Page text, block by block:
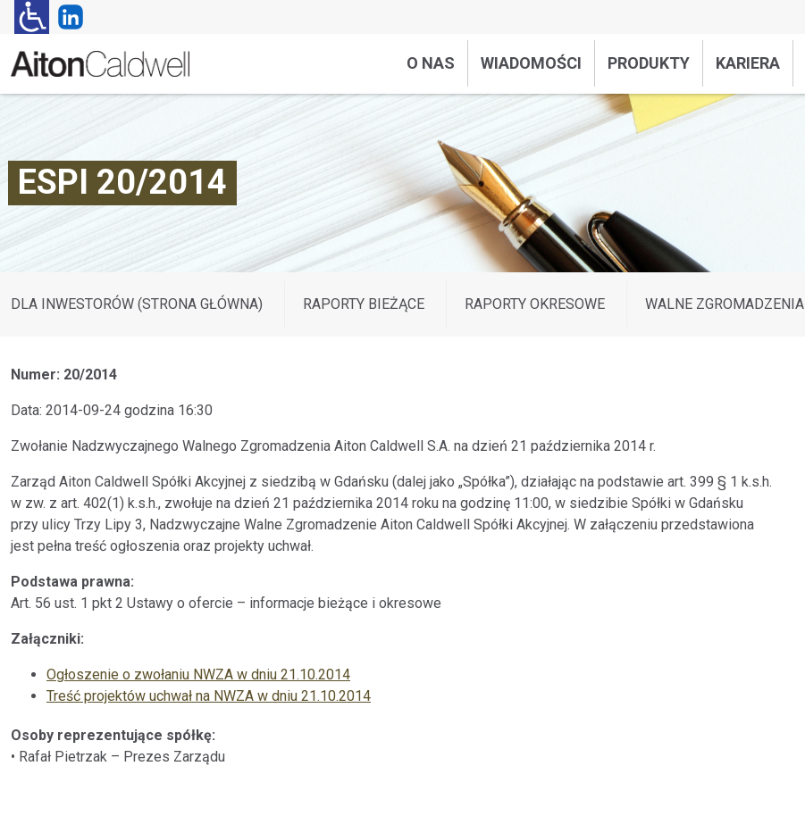
O NAS WIADOMOŚCI PRODUKTY KARIERA
ESPI 20/2014
DLA INWESTORÓW (STRONA GŁÓWNA) RAPORTY BIEŻĄCE RAPORTY OKRESOWE WALNE ZGROMADZENIA
Numer: 20/2014
Data: 2014-09-24 godzina 16:30
Zwołanie Nadzwyczajnego Walnego Zgromadzenia Aiton Caldwell S.A. na dzień 21 października 2014 r.
Zarząd Aiton Caldwell Spółki Akcyjnej z siedzibą w Gdańsku (dalej jako „Spółka”), działając na podstawie art. 399 § 1 k.s.h.
w zw. z art. 402(1) k.s.h., zwołuje na dzień 21 października 2014 roku na godzinę 11:00, w siedzibie Spółki w Gdańsku
przy ulicy Trzy Lipy 3, Nadzwyczajne Walne Zgromadzenie Aiton Caldwell Spółki Akcyjnej. W załączeniu przedstawiona
jest pełna treść ogłoszenia oraz projekty uchwał.
Podstawa prawna:
Art. 56 ust. 1 pkt 2 Ustawy o ofercie – informacje bieżące i okresowe
Załączniki:
Ogłoszenie o zwołaniu NWZA w dniu 21.10.2014
Treść projektów uchwał na NWZA w dniu 21.10.2014
Osoby reprezentujące spółkę:
• Rafał Pietrzak – Prezes Zarządu